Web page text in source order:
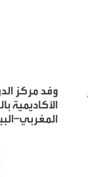
وفد مركز
الأكاديمية